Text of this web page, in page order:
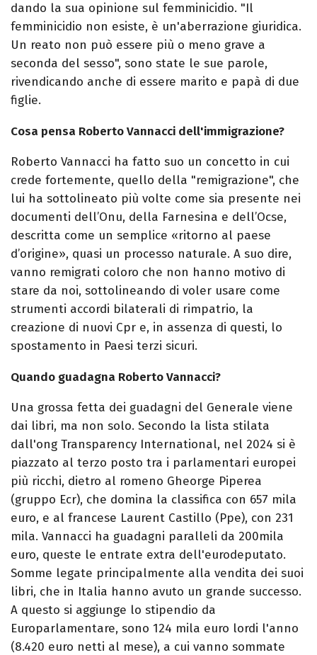
dando la sua opinione sul femminicidio. "Il
femminicidio non esiste, è un'aberrazione giuridica.
Un reato non può essere più o meno grave a
seconda del sesso", sono state le sue parole,
rivendicando anche di essere marito e papà di due
figlie.
Cosa pensa Roberto Vannacci dell'immigrazione?
Roberto Vannacci ha fatto suo un concetto in cui
crede fortemente, quello della "remigrazione", che
lui ha sottolineato più volte come sia presente nei
documenti dell’Onu, della Farnesina e dell’Ocse,
descritta come un semplice «ritorno al paese
d’origine», quasi un processo naturale. A suo dire,
vanno remigrati coloro che non hanno motivo di
stare da noi, sottolineando di voler usare come
strumenti accordi bilaterali di rimpatrio, la
creazione di nuovi Cpr e, in assenza di questi, lo
spostamento in Paesi terzi sicuri.
Quando guadagna Roberto Vannacci?
Una grossa fetta dei guadagni del Generale viene
dai libri, ma non solo. Secondo la lista stilata
dall'ong Transparency International, nel 2024 si è
piazzato al terzo posto tra i parlamentari europei
più ricchi, dietro al romeno Gheorge Piperea
(gruppo Ecr), che domina la classifica con 657 mila
euro, e al francese Laurent Castillo (Ppe), con 231
mila. Vannacci ha guadagni paralleli da 200mila
euro, queste le entrate extra dell'eurodeputato.
Somme legate principalmente alla vendita dei suoi
libri, che in Italia hanno avuto un grande successo.
A questo si aggiunge lo stipendio da
Europarlamentare, sono 124 mila euro lordi l'anno
(8.420 euro netti al mese), a cui vanno sommate